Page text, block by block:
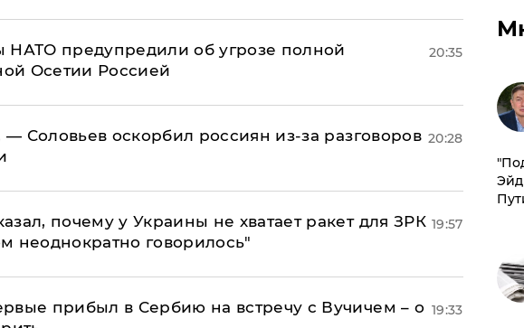
НАТО предупредили об угрозе полной
Осетии Россией
20:35
— Соловьев оскорбил россиян из-за разговоров 20:28
почему у Украины не хватает ракет для ЗРК
неоднократно говорилось"
19:57
прибыл в Сербию на встречу с Вучичем – о 19:33